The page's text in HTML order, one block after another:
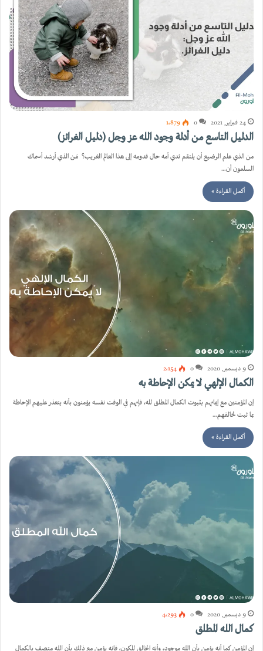
24 فبراير, 2021 0 1٬879
الدليل التاسع من أدلة وجود الله عز وجل (دليل الغرائز)
من الذي علم الرضيع أن يلتقم ثدي أمه حال قدومه إلى هذا العالم الغريب؟ مَن الذي أرشد أسماك
السلمون أن…
أكمل القراءة »
9 ديسمبر, 2020 0 2٬154
الكمال الإلهي لا يمكن الإحاطة به
إن المؤمنين مع إيمانهم بثبوت الكمال المطلق لله، فإنهم في الوقت نفسه يؤمنون بأنه يتعذر عليهم الإحاطة
بما ثبت لخالقهم…
أكمل القراءة »
9 ديسمبر, 2020 0 4٬293
كمال الله المطلق
إن المؤمن كما أنه يؤمن بأن الله موجود، وأنه الخالق للكون، فإنه يؤمن مع ذلك بأن الله متصف بالكمال